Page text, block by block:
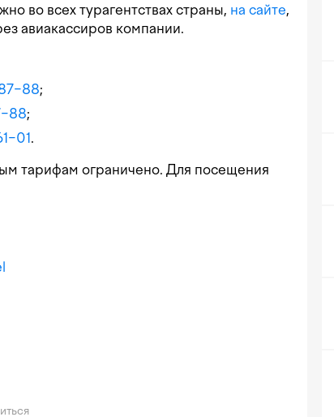
во всех турагентствах страны, на сайте,
авиакассиров компании.
;
;
.
тарифам ограничено. Для посещения